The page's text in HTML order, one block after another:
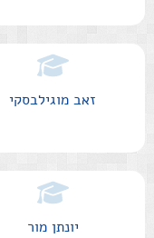
זאב מוגילבסקי
יונתן מור